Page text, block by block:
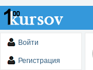
Войти
Регистрация